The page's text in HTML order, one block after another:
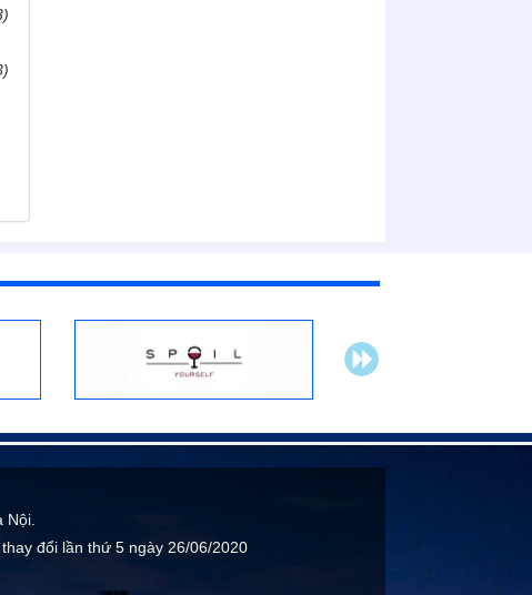
Nội.
đổi lần thứ 5 ngày 26/06/2020